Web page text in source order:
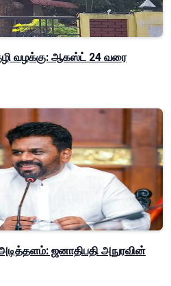
வழக்கு: ஆகஸ்ட் 24 வரை
ஜனாதிபதி அநுரவின்